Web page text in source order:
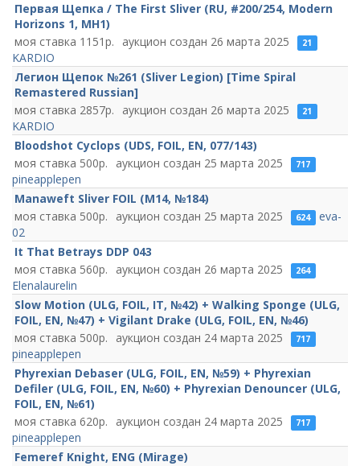
Первая Щепка / The First Sliver (RU, #200/254, Modern
Horizons 1, MH1)
1151
26 марта 2025 21
KARDIO
Легион Щепок №261 (Sliver Legion) [Time Spiral
Remastered Russian]
2857
26 марта 2025 21
KARDIO
Bloodshot Cyclops (UDS, FOIL, EN, 077/143)
500
25 марта 2025 717
pineapplepen
Manaweft Sliver FOIL (M14, №184)
500
25 марта 2025 624
eva-
02
It That Betrays DDP 043
560
26 марта 2025 264
Elenalaurelin
Slow Motion (ULG, FOIL, IT, №42) + Walking Sponge (ULG,
FOIL, EN, №47) + Vigilant Drake (ULG, FOIL, EN, №46)
500
24 марта 2025 717
pineapplepen
Phyrexian Debaser (ULG, FOIL, EN, №59) + Phyrexian
Defiler (ULG, FOIL, EN, №60) + Phyrexian Denouncer (ULG,
FOIL, EN, №61)
620
24 марта 2025 717
pineapplepen
Femeref Knight, ENG (Mirage)